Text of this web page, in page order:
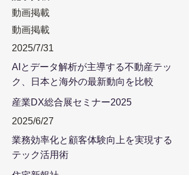
動画掲載
動画掲載
2025/7/31
AIとデータ解析が主導する不動産テッ
ク、日本と海外の最新動向を比較
産業DX総合展セミナー2025
2025/6/27
業務効率化と顧客体験向上を実現する
テック活用術